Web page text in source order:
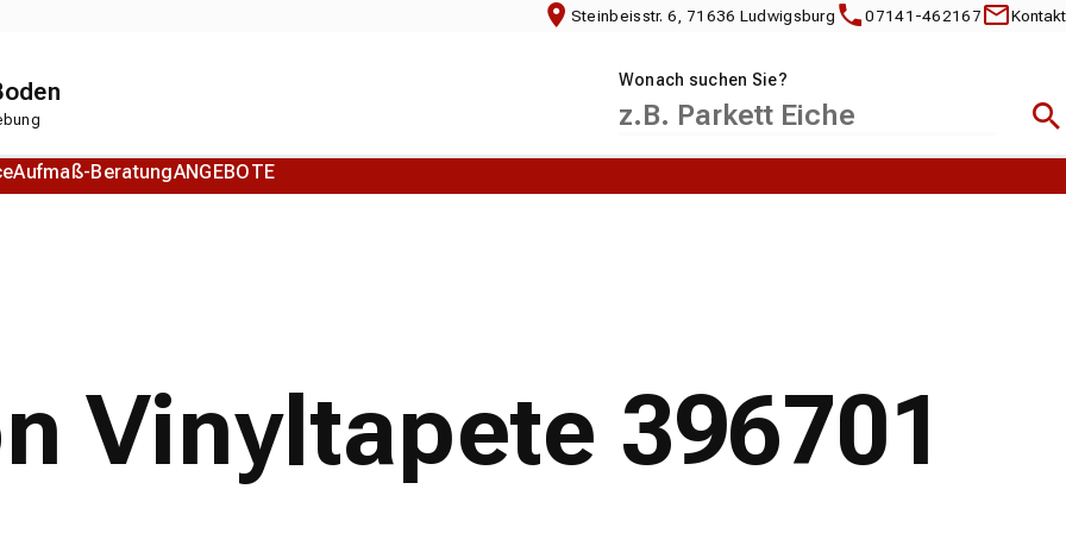
Steinbeisstr. 6, 71636 Ludwigsburg 07141-462167 Kontakt
Wonach suchen Sie?
Aufmaß-BeratungANGEBOTE
Vinyltapete 396701